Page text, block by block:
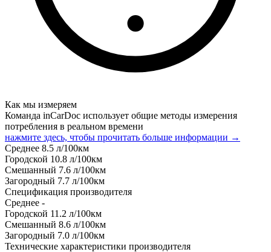
Как мы измеряем
Команда inCarDoc использует общие методы измерения
потребления в реальном времени
нажмите здесь, чтобы прочитать больше информации →
Среднее 8.5 л/100км
Городской 10.8 л/100км
Смешанный 7.6 л/100км
Загородный 7.7 л/100км
Спецификация производителя
Среднее -
Городской 11.2 л/100км
Смешанный 8.6 л/100км
Загородный 7.0 л/100км
Технические характеристики производителя